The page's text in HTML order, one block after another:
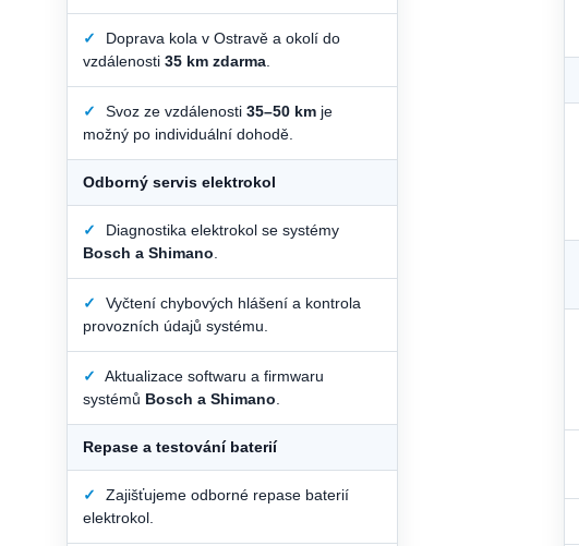
✓
Doprava kola v Ostravě a okolí do
vzdálenosti 35 km zdarma
✓ Svoz ze vzdálenosti 35–50 km je
možný po individuální dohodě.
Odborný servis elektrokol
✓
Diagnostika elektrokol se systémy
Bosch a Shimano
✓
Vyčtení chybových hlášení a kontrola
provozních údajů systému.
✓
Aktualizace softwaru a firmwaru
systémů Bosch a Shimano
Repase a testování baterií
✓
Zajišťujeme odborné repase baterií
elektrokol.